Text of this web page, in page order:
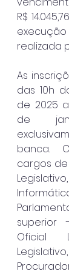
R$
realizada
As
das 10h
de 2025
de
banca.
cargos
superior
Oficial